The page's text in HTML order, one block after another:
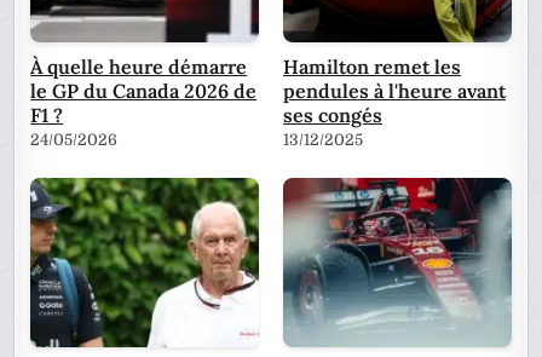
À quelle heure démarre
le GP du Canada 2026 de
F1 ?
24/05/2026
Hamilton remet les
pendules à l'heure avant
ses congés
13/12/2025